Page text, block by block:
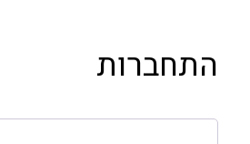
התחברות